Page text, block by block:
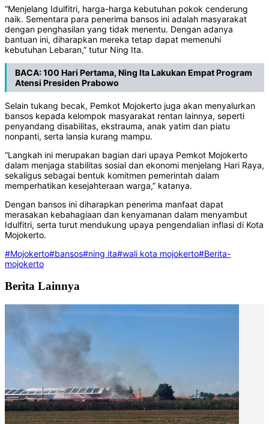
“Menjelang Idulfitri, harga-harga kebutuhan pokok cenderung
naik. Sementara para penerima bansos ini adalah masyarakat
dengan penghasilan yang tidak menentu. Dengan adanya
bantuan ini, diharapkan mereka tetap dapat memenuhi
kebutuhan Lebaran,” tutur Ning Ita.
BACA:100 Hari Pertama, Ning Ita Lakukan Empat Program
Atensi Presiden Prabowo
Selain tukang becak, Pemkot Mojokerto juga akan menyalurkan
bansos kepada kelompok masyarakat rentan lainnya, seperti
penyandang disabilitas, ekstrauma, anak yatim dan piatu
nonpanti, serta lansia kurang mampu.
“Langkah ini merupakan bagian dari upaya Pemkot Mojokerto
dalam menjaga stabilitas sosial dan ekonomi menjelang Hari Raya,
sekaligus sebagai bentuk komitmen pemerintah dalam
memperhatikan kesejahteraan warga,” katanya.
Dengan bansos ini diharapkan penerima manfaat dapat
merasakan kebahagiaan dan kenyamanan dalam menyambut
Idulfitri, serta turut mendukung upaya pengendalian inflasi di Kota
Mojokerto.
#Mojokerto#bansos#ning ita#wali kota mojokerto#Berita-
mojokerto
Berita Lainnya